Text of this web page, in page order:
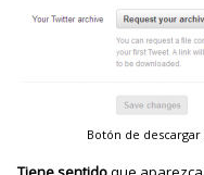
Botón de